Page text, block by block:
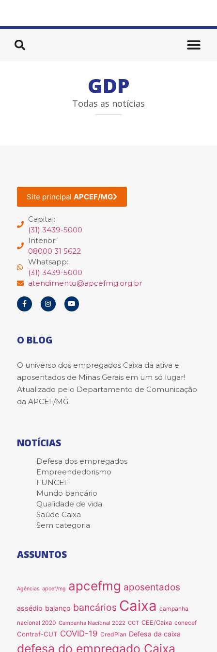
GDP
Todas as notícias
Site principal APCEF/MG
Capital:
(31) 3439-5000
Interior:
08000 31 5622
Whatsapp:
(31) 3439-5000
atendimento@apcefmg.org.br
O BLOG
O universo dos empregados Caixa da ativa e
aposentados de Minas Gerais em um só lugar!
Atualizado pelo Departamento de Comunicação
da APCEF/MG.
NOTÍCIAS
Defesa dos empregados
Empreendedorismo
FUNCEF
Mundo bancário
Qualidade de vida
Saúde Caixa
Sem categoria
ASSUNTOS
Agências apcef/mg apcefmg aposentados
assédio balanço bancários Caixa campanha
nacional 2020 Campanha Nacional 2022 CCT CEE/Caixa conecef
Contraf-CUT COVID-19 CredPlan Defesa da caixa
defesa do empregado Caixa